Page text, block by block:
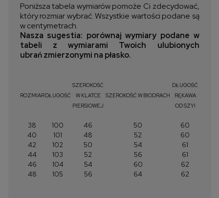
Poniższa tabela wymiarów pomoże Ci zdecydować,
który rozmiar wybrać. Wszystkie wartości podane są
w centymetrach.
Nasza sugestia: porównaj wymiary podane w
tabeli z wymiarami Twoich ulubionych
ubrań zmierzonymi na płasko.
ROZMIARDŁUGOŚĆ
SZEROKOŚĆ
W KLATCE
PIERSIOWEJ
SZEROKOŚĆ W BIODRACH
DŁUGOŚĆ
RĘKAWA
OD SZYI
38 100 46 50
60
40
101 48 52
60
42
102 50 54
61
44
103 52 56
61
46
104 54 60
62
48
105 56 64 62